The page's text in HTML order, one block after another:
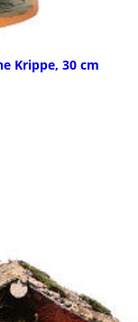
Krippe, 30 cm